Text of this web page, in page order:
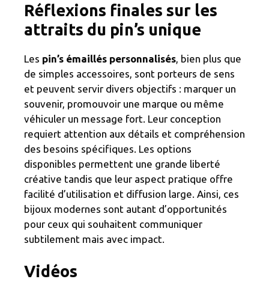
Réflexions finales sur les
attraits du pin’s unique
Les pin’s émaillés personnalisés, bien plus que
de simples accessoires, sont porteurs de sens
et peuvent servir divers objectifs : marquer un
souvenir, promouvoir une marque ou même
véhiculer un message fort. Leur conception
requiert attention aux détails et compréhension
des besoins spécifiques. Les options
disponibles permettent une grande liberté
créative tandis que leur aspect pratique offre
facilité d’utilisation et diffusion large. Ainsi, ces
bijoux modernes sont autant d’opportunités
pour ceux qui souhaitent communiquer
subtilement mais avec impact.
Vidéos